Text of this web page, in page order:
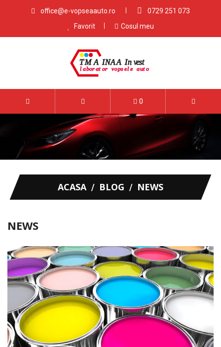
office@e-vopseaauto.ro
0729 251 073
Favorit
Cosul meu
0
ACASA BLOG NEWS
NEWS